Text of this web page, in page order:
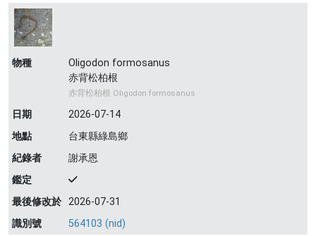
物種
Oligodon formosanus
赤背松柏根
赤背松柏根 Oligodon formosanus
日期
2026-07-14
地點
台東縣綠島鄉
紀錄者
謝承恩
鑑定
最後修改於 2026-07-31
識別號
564103 (nid)